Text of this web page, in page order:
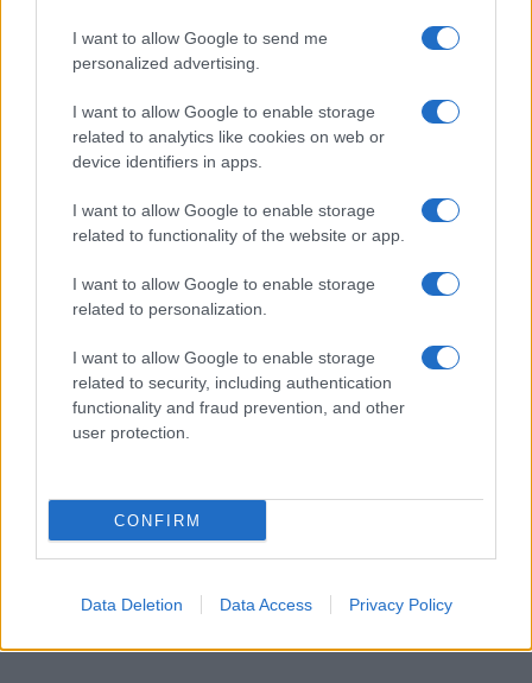
I want to allow Google to send me
personalized advertising.
I want to allow Google to enable storage
related to analytics like cookies on web or
device identifiers in apps.
I want to allow Google to enable storage
related to functionality of the website or app.
I want to allow Google to enable storage
related to personalization.
I want to allow Google to enable storage
related to security, including authentication
functionality and fraud prevention, and other
user protection.
CONFIRM
Data Deletion Data Access Privacy Policy
Το νέο πακέτο έχει χρονικό ορίζοντα τριών μηνών και
απευθύνεται σε περισσότερους από 3 εκατομμύρια
νέα παρέμβαση είναι στα 375 εκατομμύρια και στο
σύνολο τα 580 εκατομμύρια.
Συντάξεις Ιουλίου 2022: ΟΛΕΣ οι ημερομηνίες
πληρωμής
ξένων Πανεπιστημίων – Τι προβλέπει το νέο
νομοσχέδιο
Και πάλι στο τραπέζι ΝΕΟ επίδομα για το